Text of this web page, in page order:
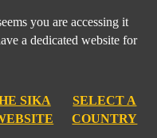
you are accessing it
a dedicated website for
SIKA
SELECT A
COUNTRY